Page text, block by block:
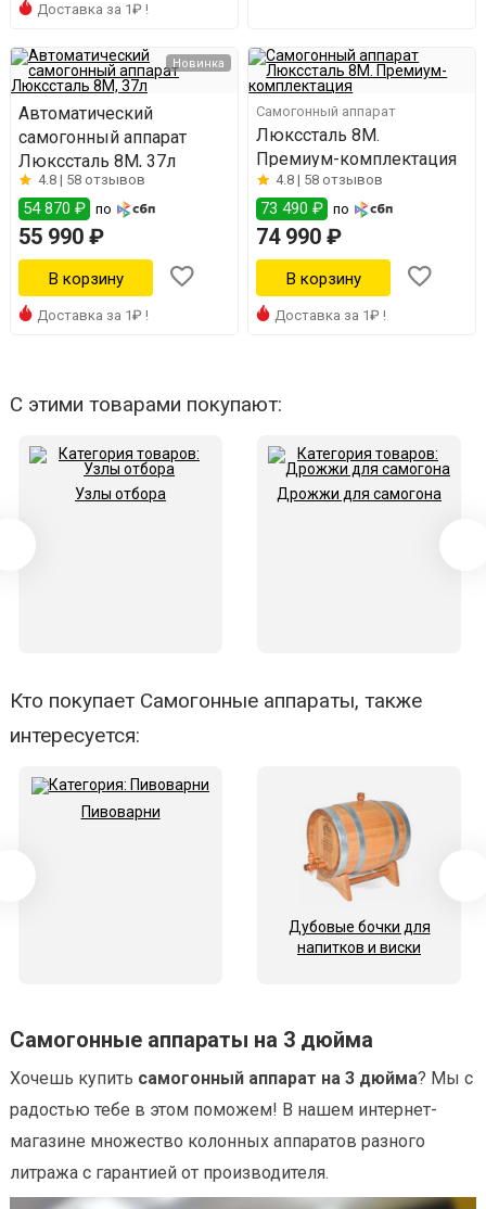
Доставка за 1₽ !
Новинка
Автоматический
самогонный аппарат
Люкссталь 8М, 37л
4.8 | 58 отзывов
54 870 ₽ по
55 990 ₽
Доставка за 1₽ !
Самогонный аппарат
Люкссталь 8M.
Премиум-комплектация
4.8 | 58 отзывов
73 490 ₽ по
74 990 ₽
Доставка за 1₽ !
С этими товарами покупают:
Узлы отбора Дрожжи для самогона
Кто покупает Самогонные аппараты, также
интересуется:
Пивоварни
Дубовые бочки для
напитков и виски
Самогонные аппараты на 3 дюйма
Хочешь купить самогонный аппарат на 3 дюйма? Мы с
радостью тебе в этом поможем! В нашем интернет-
магазине множество колонных аппаратов разного
литража с гарантией от производителя.